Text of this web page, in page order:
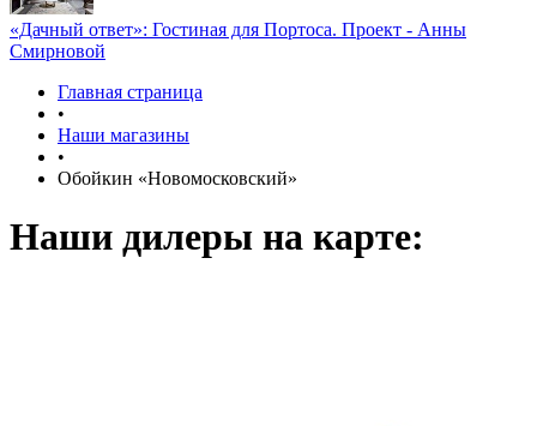
«Дачный ответ»: Гостиная для Портоса. Проект - Анны
Смирновой
Главная страница
•
Наши магазины
•
Обойкин «Новомосковский»
Наши дилеры на карте: